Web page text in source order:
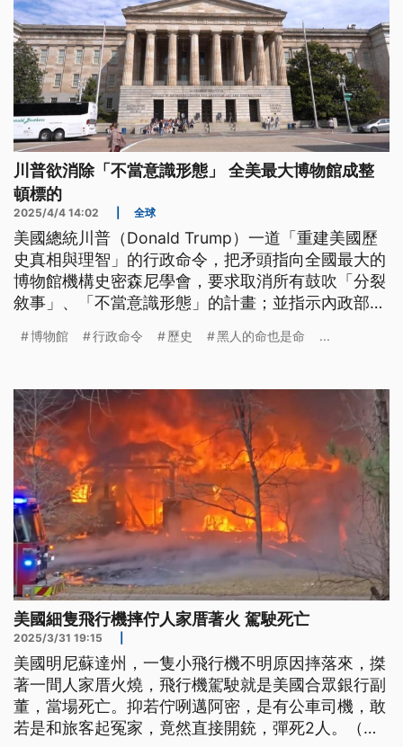
川普欲消除「不當意識形態」 全美最大博物館成整
頓標的
2025/4/4 14:02 全球
美國總統川普（Donald Trump）一道「重建美國歷
史真相與理智」的行政命令，把矛頭指向全國最大的
博物館機構史密森尼學會，要求取消所有鼓吹「分裂
敘事」、「不當意識形態」的計畫；並指示內政部要
物雕像、紀念館重新恢復。再加上近來他接管甘迺迪
等事件，一連串措施，都標示著美國文化政策的轉
向。
博物館 行政命令 歷史 黑人的命也是命 ...
美國細隻飛行機摔佇人家厝著火 駕駛死亡
2025/3/31 19:15
美國明尼蘇達州，一隻小飛行機不明原因摔落來，搩
著一間人家厝火燒，飛行機駕駛就是美國合眾銀行副
董，當場死亡。抑若佇咧邁阿密，是有公車司機，敢
若是和旅客起冤家，竟然直接開銃，彈死2人。（新